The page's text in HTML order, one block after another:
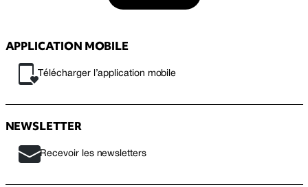
APPLICATION MOBILE
Télécharger l’application mobile
NEWSLETTER
Recevoir les newsletters